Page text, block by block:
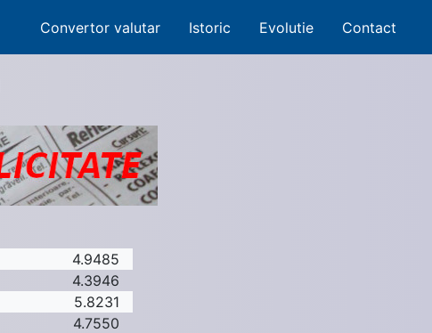
Convertor valutar Istoric Evolutie Contact
4.9485
4.3946
5.8231
4.7550